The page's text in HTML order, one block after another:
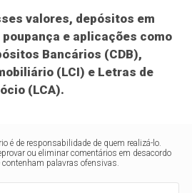
valores, depósitos em
e aplicações como
Bancários (CDB),
(LCI) e Letras de
(LCA).
é de responsabilidade de quem realizá-lo.
ou eliminar comentários em desacordo
palavras ofensivas.